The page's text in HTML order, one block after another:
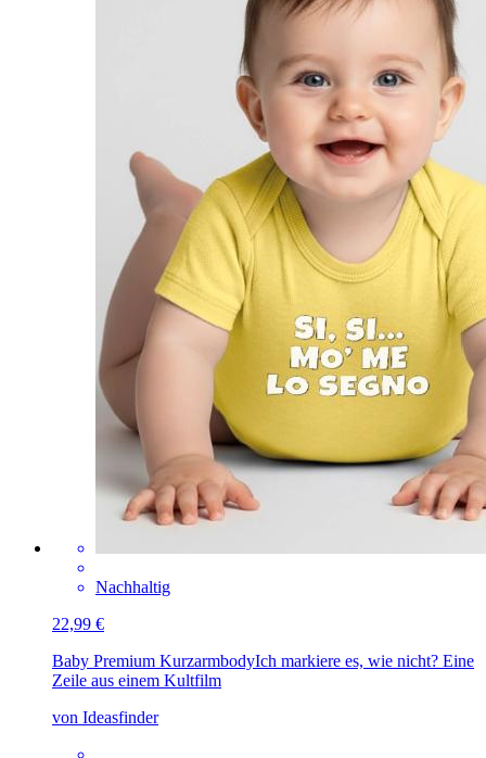
Nachhaltig
22,99 €
Baby Premium KurzarmbodyIch markiere es, wie nicht? Eine
Zeile aus einem Kultfilm
von Ideasfinder